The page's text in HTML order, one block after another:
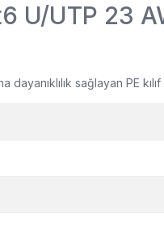
U/UTP 23
sağlayan PE